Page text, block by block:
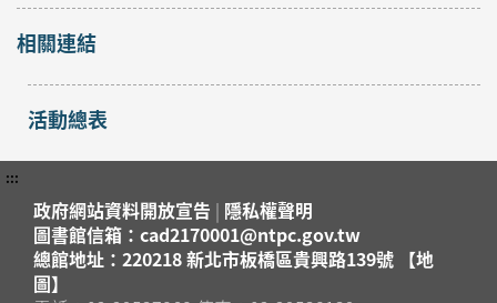
相關連結
活動總表
:::
政府網站資料開放宣告 | 隱私權聲明
圖書館信箱：cad2170001@ntpc.gov.tw
總館地址：220218 新北市板橋區貴興路139號 【地
圖】